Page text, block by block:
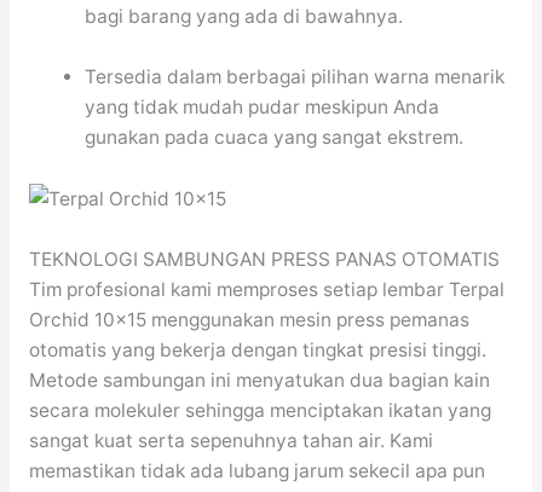
bagi barang yang ada di bawahnya.
Tersedia dalam berbagai pilihan warna menarik
yang tidak mudah pudar meskipun Anda
gunakan pada cuaca yang sangat ekstrem.
TEKNOLOGI SAMBUNGAN PRESS PANAS OTOMATIS
Tim profesional kami memproses setiap lembar Terpal
Orchid 10×15 menggunakan mesin press pemanas
otomatis yang bekerja dengan tingkat presisi tinggi.
Metode sambungan ini menyatukan dua bagian kain
secara molekuler sehingga menciptakan ikatan yang
sangat kuat serta sepenuhnya tahan air. Kami
memastikan tidak ada lubang jarum sekecil apa pun